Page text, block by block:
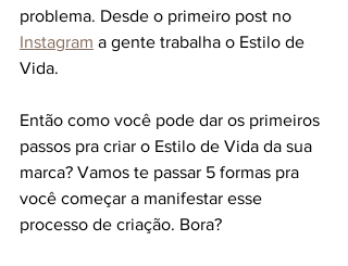
problema. Desde o primeiro post no
Instagram a gente trabalha o Estilo de
Vida.
Então como você pode dar os primeiros
passos pra criar o Estilo de Vida da sua
marca? Vamos te passar 5 formas pra
você começar a manifestar esse
processo de criação. Bora?